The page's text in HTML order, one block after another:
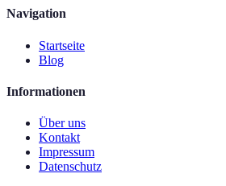
Navigation
Startseite
Blog
Informationen
Über uns
Kontakt
Impressum
Datenschutz